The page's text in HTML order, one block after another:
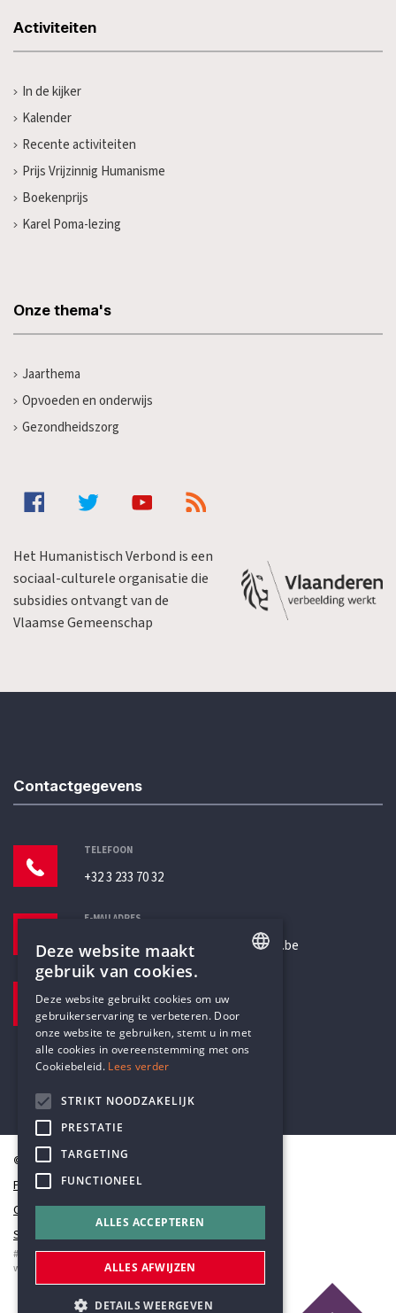
Activiteiten
In de kijker
Kalender
Recente activiteiten
Prijs Vrijzinnig Humanisme
Boekenprijs
Karel Poma-lezing
Onze thema's
Jaarthema
Opvoeden en onderwijs
Gezondheidszorg
Het Humanistisch Verbond is een
sociaal-culturele organisatie die
subsidies ontvangt van de
Vlaamse Gemeenschap
Contactgegevens
TELEFOON
+32 3 233 70 32
E-MAILADRES
secretariaat@humanistischverbond.be
Pottenbrug 4
Antwerpen, 2000
© Humanistisch Verbond 2026
Privacy
Cookiestatement
Sitemap
#codedwithlove byCodelines
webapplicaties
mobiele apps&maatwerk websites
DUTCH
Deze website maakt
gebruik van cookies.
Deze website gebruikt cookies om uw
gebruikerservaring te verbeteren. Door
onze website te gebruiken, stemt u in met
alle cookies in overeenstemming met ons
Cookiebeleid. Lees verder
STRIKT NOODZAKELIJK
PRESTATIE
TARGETING
FUNCTIONEEL
ALLES ACCEPTEREN
ALLES AFWIJZEN
DETAILS WEERGEVEN